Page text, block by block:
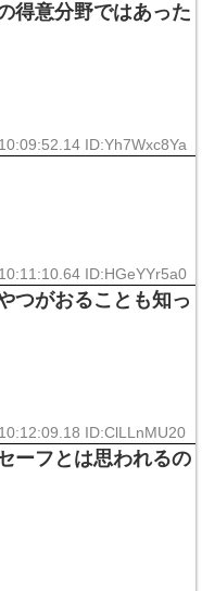
得意分野ではあった
ID:Yh7Wxc8Ya
ID:HGeYYr5a0
つがおることも知っ
ID:ClLLnMU20
ーフとは思われるの